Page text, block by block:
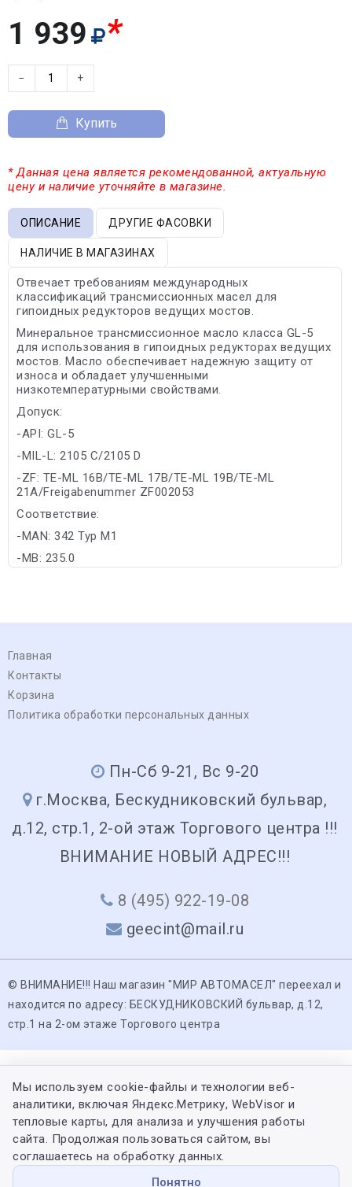
1 939 *
− +
Купить
* Данная цена является рекомендованной, актуальную
цену и наличие уточняйте в магазине.
ОПИСАНИЕ ДРУГИЕ ФАСОВКИ
НАЛИЧИЕ В МАГАЗИНАХ
Отвечает требованиям международных
классификаций трансмиссионных масел для
гипоидных редукторов ведущих мостов.
Минеральное трансмиссионное масло класса GL-5
для использования в гипоидных редукторах ведущих
мостов. Масло обеспечивает надежную защиту от
износа и обладает улучшенными
низкотемпературными свойствами.
Допуск:
-API: GL-5
-MIL-L: 2105 C/2105 D
-ZF: TE-ML 16B/TE-ML 17B/TE-ML 19B/TE-ML
21A/Freigabenummer ZF002053
Соответствие:
-MAN: 342 Typ M1
-MB: 235.0
Главная
Контакты
Корзина
Политика обработки персональных данных
Пн-Сб 9-21, Вс 9-20
г.Москва, Бескудниковский бульвар,
д.12, стр.1, 2-ой этаж Торгового центра !!!
ВНИМАНИЕ НОВЫЙ АДРЕС!!!
8 (495) 922-19-08
geecint@mail.ru
© ВНИМАНИЕ!!! Наш магазин "МИР АВТОМАСЕЛ" переехал и
находится по адресу: БЕСКУДНИКОВСКИЙ бульвар, д.12,
стр.1 на 2-ом этаже Торгового центра
Мы используем cookie-файлы и технологии веб-
аналитики, включая Яндекс.Метрику, WebVisor и
тепловые карты, для анализа и улучшения работы
сайта. Продолжая пользоваться сайтом, вы
соглашаетесь на обработку данных.
Понятно